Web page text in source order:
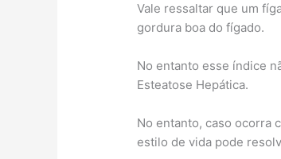
Vale ressaltar que um
gordura boa do fígado.
No entanto esse índice
Esteatose Hepática.
No entanto, caso ocorra
estilo de vida pode